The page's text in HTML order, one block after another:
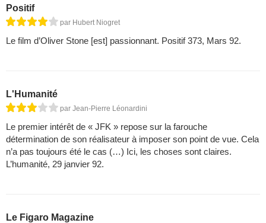
Positif
par Hubert Niogret
Le film d’Oliver Stone [est] passionnant. Positif 373, Mars 92.
L'Humanité
par Jean-Pierre Léonardini
Le premier intérêt de « JFK » repose sur la farouche
détermination de son réalisateur à imposer son point de vue. Cela
n’a pas toujours été le cas (…) Ici, les choses sont claires.
L’humanité, 29 janvier 92.
Le Figaro Magazine